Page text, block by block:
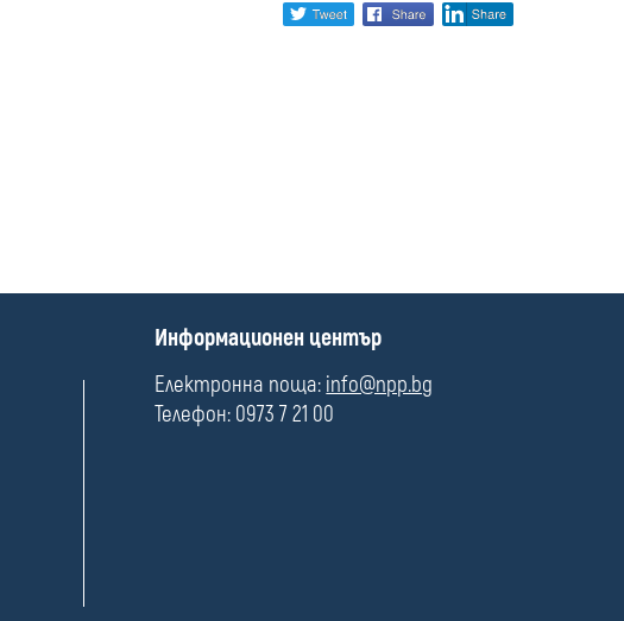
Share
twitter facebook
П
л
е
Информационен център
Електронна поща: info@npp.bg
Телефон: 0973 7 21 00